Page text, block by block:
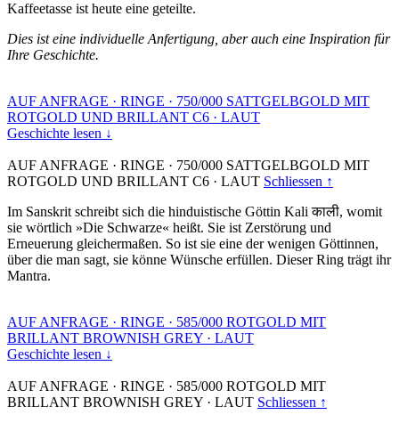
Kaffeetasse ist heute eine geteilte.
Dies ist eine individuelle Anfertigung, aber auch eine Inspiration für
Ihre Geschichte.
AUF ANFRAGE · RINGE · 750/000 SATTGELBGOLD MIT
ROTGOLD UND BRILLANT C6 · LAUT
Geschichte lesen ↓
AUF ANFRAGE · RINGE · 750/000 SATTGELBGOLD MIT
ROTGOLD UND BRILLANT C6 · LAUT Schliessen ↑
Im Sanskrit schreibt sich die hinduistische Göttin Kali काली, womit
sie wörtlich »Die Schwarze« heißt. Sie ist Zerstörung und
Erneuerung gleichermaßen. So ist sie eine der wenigen Göttinnen,
über die man sagt, sie könne Wünsche erfüllen. Dieser Ring trägt ihr
Mantra.
AUF ANFRAGE · RINGE · 585/000 ROTGOLD MIT
BRILLANT BROWNISH GREY · LAUT
Geschichte lesen ↓
AUF ANFRAGE · RINGE · 585/000 ROTGOLD MIT
BRILLANT BROWNISH GREY · LAUT Schliessen ↑